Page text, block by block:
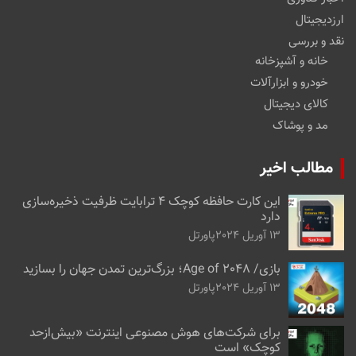
ارزدیجیتال
نقد و بررسی
خانه و آشپزخانه
خودرو و ابزارآلات
کالای دیجیتال
مد و پوشاک
مطالب اخیر
این کارت حافظه کوچک ۴ ترابایت ظرفیت ذخیره‌سازی
دارد
13 آوریل 2024 پاورتل
بازی/ Age of 2048؛ بزرگ‌ترین تمدن جهان را بسازید
13 آوریل 2024 پاورتل
برای شرکت‌های هوش مصنوعی اینترنت «بیش‌از‌حد
کوچک» است